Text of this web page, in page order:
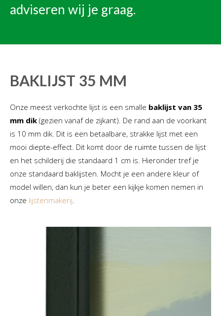
adviseren wij je graag.
BAKLIJST 35 MM
Onze meest verkochte lijst is een smalle baklijst van 35
mm dik (gezien vanaf de zijkant). De rand aan de voorkant
is 10 mm dik. Dit is een betaalbare, strakke lijst met een
mooi diepte-effect. Dit komt door de ruimte tussen de lijst
en het schilderij die standaard 1 cm is. Hieronder tref je
onze standaard baklijsten. Mocht je een andere kleur of
model willen, dan kun je beter een kijkje komen nemen in
onze lijstenmakerij.